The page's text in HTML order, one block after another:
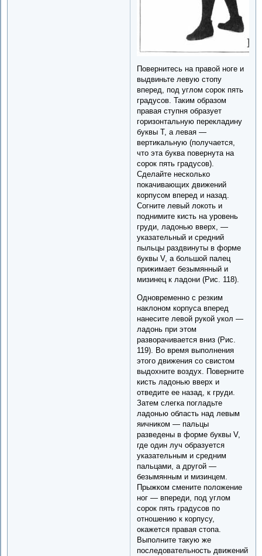
Повернитесь на правой ноге и
выдвиньте левую стопу
вперед, под углом сорок пять
градусов. Таким образом
правая ступня образует
горизонтальную перекладину
буквы Т, а левая —
вертикальную (получается,
что эта буква повернута на
сорок пять градусов).
Сделайте несколько
покачивающих движений
корпусом вперед и назад.
Согните левый локоть и
поднимите кисть на уровень
груди, ладонью вверх, —
указательный и средний
пыльцы раздвинуты в форме
буквы V, а большой палец
прижимает безымянный и
мизинец к ладони (Рис. 118).
Одновременно с резким
наклоном корпуса вперед
нанесите левой рукой укол —
ладонь при этом
разворачивается вниз (Рис.
119). Во время выполнения
этого движения со свистом
выдохните воздух. Поверните
кисть ладонью вверх и
отведите ее назад, к груди.
Затем слегка погладьте
ладонью область над левым
яичником — пальцы
разведены в форме буквы V,
где один луч образуется
указательным и средним
пальцами, а другой —
безымянным и мизинцем.
Прыжком смените положение
ног — впереди, под углом
сорок пять градусов по
отношению к корпусу,
окажется правая стопа.
Выполните такую же
последовательность движений